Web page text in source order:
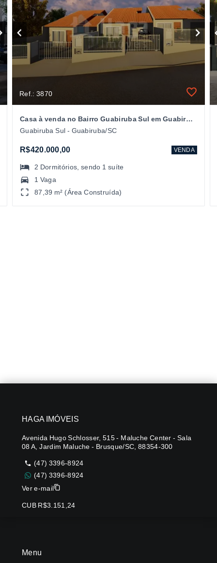
Ref.: 3870
Casa à venda no Bairro Guabiruba Sul em Guabiruba/SC
Guabiruba Sul - Guabiruba/SC
R$420.000,00 VENDA
2 Dormitórios , sendo 1 suíte
1 Vaga
87,39 m² (Área Construída)
Menu
HAGA IMÓVEIS
Avenida Hugo Schlosser, 515 - Maluche Center - Sala
08 A, Jardim Maluche - Brusque/SC, 88354-300
(47) 3396-8924
(47) 3396-8924
Ver e-mail
CUB R$3.151,24